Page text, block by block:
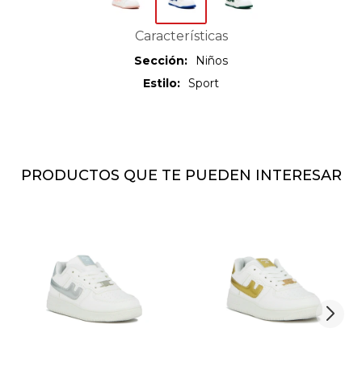
Características
Sección
Niños
Estilo
Sport
PRODUCTOS QUE TE PUEDEN INTERESAR